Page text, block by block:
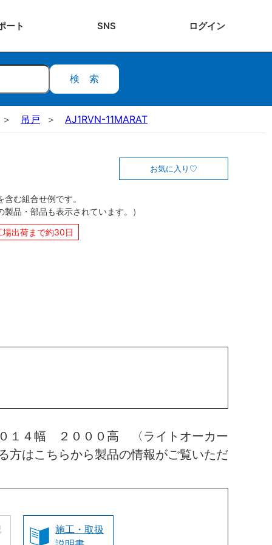
ート SNS ログイン
検索
吊戸 AJ1RVN-11MARAT
お気に入り
む組合せ例です。
製品・部品も表示されています。）
場出荷まで約30日
４幅 ２０００高 〈ライトオーカー
はこちらから製品の情報がご覧いただ
施工・取扱